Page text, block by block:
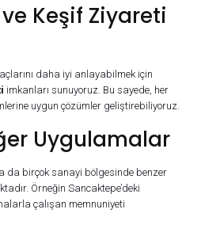
Keşif Ziyareti
daha iyi anlayabilmek için
imkanları sunuyoruz. Bu sayede, her
uygun çözümler geliştirebiliyoruz.
Uygulamalar
da birçok sanayi bölgesinde benzer
Örneğin Sancaktepe’deki
çalışan memnuniyeti